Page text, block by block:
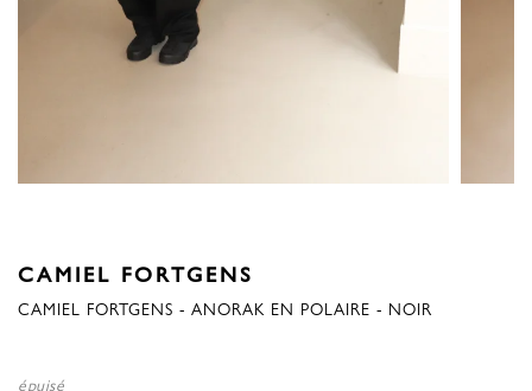
CAMIEL FORTGENS
CAMIEL FORTGENS - ANORAK EN POLAIRE - NOIR
épuisé